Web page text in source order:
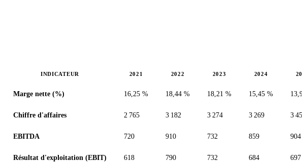
INDICATEUR 2021 2022 2023 2024
Marge nette (%) 16,25 % 18,44 % 18,21 % 15,45 %
Chiffre d'affaires 2 765 3 182 3 274 3 269 3
EBITDA 720 910 732 859 904
Résultat d'exploitation (EBIT) 618 790 732 684 697